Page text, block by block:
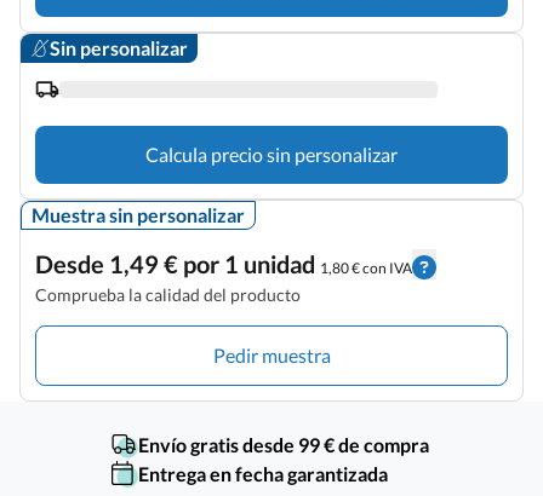
Sin personalizar
Calcula precio sin personalizar
Muestra sin personalizar
Desde 1,49 € por 1 unidad 1,80 € con IVA
Comprueba la calidad del producto
Pedir muestra
Envío gratis desde 99 € de compra
Entrega en fecha garantizada